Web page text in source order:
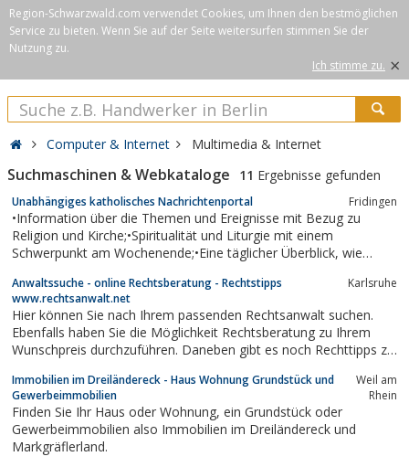
Region-Schwarzwald.com verwendet Cookies, um Ihnen den bestmöglichen
Service zu bieten. Wenn Sie auf der Seite weitersurfen stimmen Sie der
Nutzung zu.
Ich stimme zu. ×
Computer & Internet Multimedia & Internet
Suchmaschinen & Webkataloge 11 Ergebnisse gefunden
Unabhängiges katholisches Nachrichtenportal Fridingen
•Information über die Themen und Ereignisse mit Bezug zu
Religion und Kirche;•Spiritualität und Liturgie mit einem
Schwerpunkt am Wochenende;•Eine täglicher Überblick, wie
wahrgenommen wird;•Bistümern, Akademien,
Anwaltssuche - online Rechtsberatung - Rechtstipps
www.rechtsanwalt.net
Karlsruhe
Hier können Sie nach Ihrem passenden Rechtsanwalt suchen.
Ebenfalls haben Sie die Möglichkeit Rechtsberatung zu Ihrem
Wunschpreis durchzuführen. Daneben gibt es noch Rechttipps zu
Immobilien im Dreiländereck - Haus Wohnung Grundstück und
Gewerbeimmobilien
Weil am
Rhein
Finden Sie Ihr Haus oder Wohnung, ein Grundstück oder
Gewerbeimmobilien also Immobilien im Dreiländereck und
Markgräflerland.